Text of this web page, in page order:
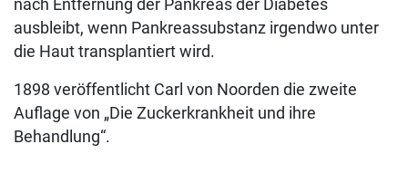
nach Entfernung der Pankreas der Diabetes
ausbleibt, wenn Pankreassubstanz irgendwo unter
die Haut transplantiert wird.
1898 veröffentlicht Carl von Noorden die zweite
Auflage von „Die Zuckerkrankheit und ihre
Behandlung“.